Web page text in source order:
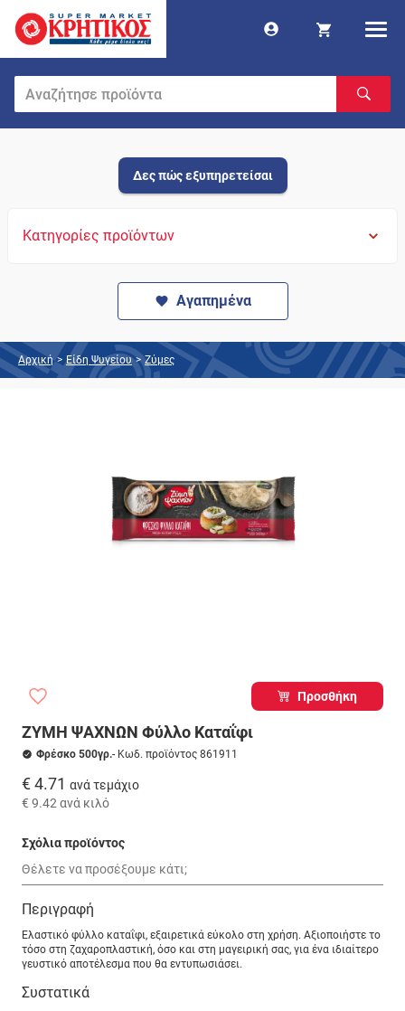
Δες πώς εξυπηρετείσαι
Κατηγορίες προϊόντων
Αγαπημένα
Αρχική > Είδη Ψυγείου > Ζύμες
Προσθήκη
ΖΥΜΗ ΨΑΧΝΩΝ Φύλλο Καταΐφι
Φρέσκο 500γρ.- Κωδ. προϊόντος 861911
€ 4.71 ανά τεμάχιο
€ 9.42 ανά κιλό
Σχόλια προϊόντος
Περιγραφή
Ελαστικό φύλλο καταΐφι, εξαιρετικά εύκολο στη χρήση. Αξιοποιήστε το
τόσο στη ζαχαροπλαστική, όσο και στη μαγειρική σας, για ένα ιδιαίτερο
γευστικό αποτέλεσμα που θα εντυπωσιάσει.
Συστατικά